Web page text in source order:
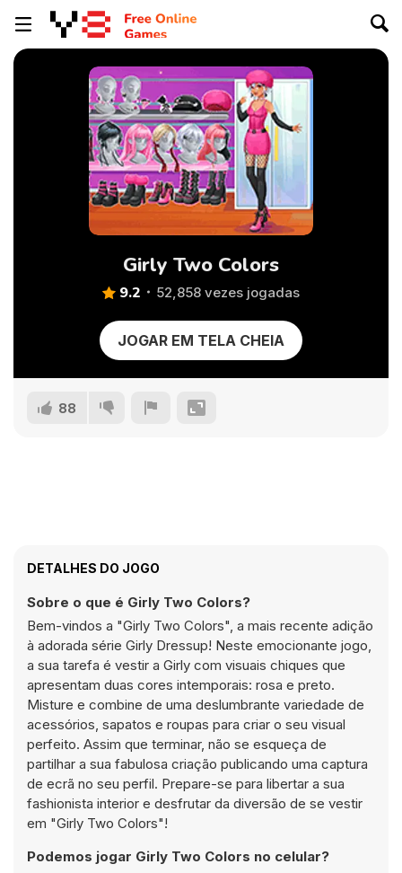
Girly Two Colors
9.2 52,858 vezes jogadas
JOGAR EM TELA CHEIA
88
DETALHES DO JOGO
Sobre o que é Girly Two Colors?
Bem-vindos a "Girly Two Colors", a mais recente adição
à adorada série Girly Dressup! Neste emocionante jogo,
a sua tarefa é vestir a Girly com visuais chiques que
apresentam duas cores intemporais: rosa e preto.
Misture e combine de uma deslumbrante variedade de
acessórios, sapatos e roupas para criar o seu visual
perfeito. Assim que terminar, não se esqueça de
partilhar a sua fabulosa criação publicando uma captura
de ecrã no seu perfil. Prepare-se para libertar a sua
fashionista interior e desfrutar da diversão de se vestir
em "Girly Two Colors"!
Podemos jogar Girly Two Colors no celular?